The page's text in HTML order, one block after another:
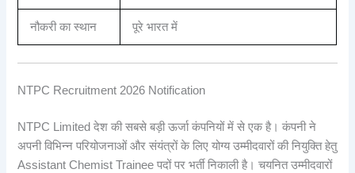
नौकरी का स्थान पूरे भारत में
NTPC Recruitment 2026 Notification
NTPC Limited देश की सबसे बड़ी ऊर्जा कंपनियों में से एक है। कंपनी ने
अपनी विभिन्न परियोजनाओं और संयंत्रों के लिए योग्य उम्मीदवारों की नियुक्ति हेतु
Assistant Chemist Trainee पदों पर भर्ती निकाली है। चयनित उम्मीदवारों